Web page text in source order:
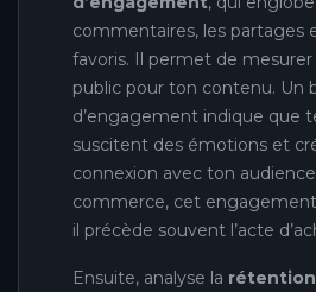
commentaires, les partages
favoris. Il permet de mesurer
public pour ton contenu. Un
d’engagement indique que
suscitent des émotions et
connexion avec ton
commerce, cet
il précède souvent l’acte
Ensuite, analyse la